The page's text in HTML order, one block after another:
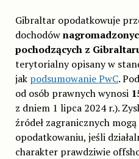
Gibraltar opodatkowuje
dochodów
pochodzących z
terytorialny opisany w
jak podsumowanie PwC.
od osób prawnych wynosi
z dniem 1 lipca 2024 r.).
źródeł zagranicznych
opodatkowaniu, jeśli
charakter prawdziwie